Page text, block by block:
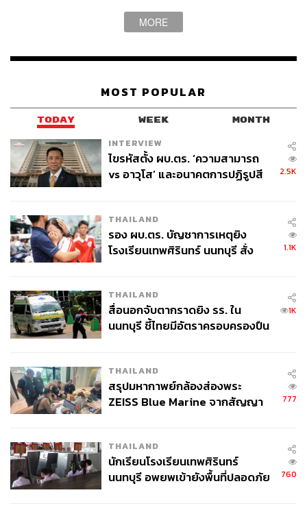
นักระบาดวิทยามีแนวคิดว่าโรคเกิดจากอิทธิพลของ 3 ปัจจัย
หลัก (Epidemiological Triad) ได้แก่
สุขภาพ เหล้า บุหรี่
คน (Host) เช่น พันธุกรรม อายุ อาชีพ พฤติกรรม
สิ่งแวดล้อม (Environment) เช่น ฤดูกาล (อย่างที่ผ่านมา
ครอบครัว ชุมชน (ยกตัวอย่างโควิด ชุมชนแออัดเสี่ยง
ต่อการระบาดมากกว่าชุมชนบ้านจัดสรร) เศรษฐกิจ
สังคม
ขณะเดียวกันสิ่งแวดล้อมก็ส่งผลต่อพฤติกรรมของคนด้วย
คนไข้บางคนไม่ได้ทำกับข้าวกินเอง คนในครอบครัวเป็นคน
ปรุงหรือต้องซื้อแกงถุงจากร้านค้า ทำให้ไม่สามารถลดหวาน
ขบเคี้ยวและน้ำหวานง่ายขึ้นจึงพบภาวะอ้วนมากขึ้น
การออกกำลังกายอาจต้องมีชมรมชวนกันไปออกกำลังกาย มี
สถานที่ออกกำลังกายใกล้บ้าน หรือแม้แต่มีทางเท้า ทางปั่น
ส่วนการที่เลิกบุหรี่หรือเหล้าไม่ได้อาจเป็นผลมาจากเพื่อนร่วม
งานหรือวัฒนธรรมย่อยในสังคม
เป็นนักการเงินคนหนึ่ง เมื่อป่วยแล้ว คนไข้ไปทำงานไม่ได้ ถูก
ตัดเงินค่าจ้าง หรือแม้แต่การมาโรงพยาบาลก็มีค่ารถ ญาติ
บางคนต้องลางานมาส่ง คนไข้ที่มารักษาก็คงมีความจำเป็น
MORE
MOST POPULAR
TODAY WEEK MONTH
INTERVIEW
ไขรหัสตั้ง ผบ.ตร. ‘ความสามารถ
vs อาวุโส’ และอนาคตการปฏิรูปสี
2.5K
THAILAND
รอง ผบ.ตร. บัญชาการเหตุยิง
โรงเรียนเทพศิรินทร์ นนทบุรี สั่ง
1.1K
THAILAND
สื่อนอกจับตากราดยิง รร. ใน
นนทบุรี ชี้ไทยมีอัตราครอบครองปืน
1K
THAILAND
สรุปมหากาพย์กล้องส่องพระ
ZEISS Blue Marine จากสัญญา
จ่ายหนี้-แอบระบุแบรนด์
777
THAILAND
นักเรียนโรงเรียนเทพศิรินทร์
นนทบุรี อพยพเข้ายังพื้นที่ปลอดภัย
760